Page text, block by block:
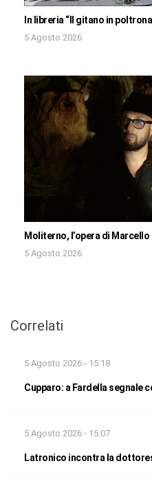
In libreria “Il gitano in
5 Agosto 2026
Moliterno, l’opera di
5 Agosto 2026
Correlati
5 Agosto 2026 - 15:18
Cupparo: a Fardella segnale
5 Agosto 2026 - 15:07
Latronico incontra la